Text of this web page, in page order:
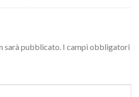
sarà pubblicato. I campi obbligatori